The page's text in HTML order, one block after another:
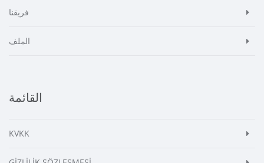
فريقنا
الملف
القائمة
KVKK